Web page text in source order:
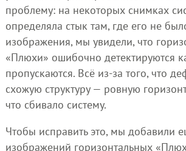
проблему: на некоторых снимках
определяла стык там, где его не
изображения, мы увидели, что
«Плюхи» ошибочно детектируются
пропускаются. Всё из-за того, что
схожую структуру — ровную
что сбивало систему.
Чтобы исправить это, мы добавили
изображений горизонтальных